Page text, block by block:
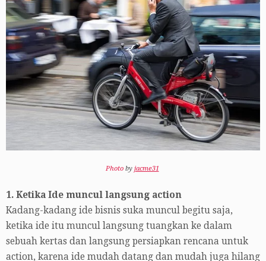
Photoby jacme31
1. Ketika Ide muncul langsung action
Kadang-kadang ide bisnis suka muncul begitu saja,
ketika ide itu muncul langsung tuangkan ke dalam
sebuah kertas dan langsung persiapkan rencana untuk
action, karena ide mudah datang dan mudah juga hilang